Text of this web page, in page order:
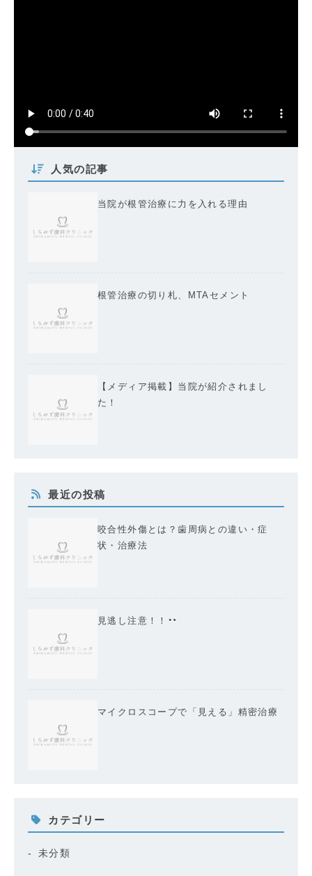
人気の記事
当院が根管治療に力を入れる理由
根管治療の切り札、MTAセメント
【メディア掲載】当院が紹介されまし
た！
最近の投稿
咬合性外傷とは？歯周病との違い・症
状・治療法
見逃し注意！！
マイクロスコープで「見える」精密治療
カテゴリー
未分類